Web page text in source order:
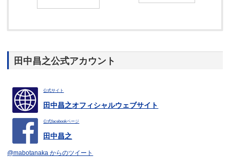
田中昌之公式アカウント
公式サイト
田中昌之オフィシャルウェブサイト
公式facebookページ
田中昌之
@mabotanaka からのツイート